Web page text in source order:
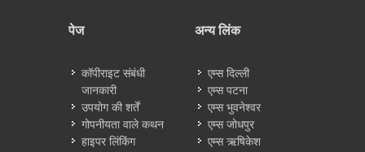
पेज
कॉपीराइट संबंधी
जानकारी
उपयोग की शर्तें
गोपनीयता वाले कथन
हाइपर लिंकिंग
अन्य लिंक
एम्स दिल्ली
एम्स पटना
एम्स भुवनेश्वर
एम्स जोधपुर
एम्स ऋषिकेश